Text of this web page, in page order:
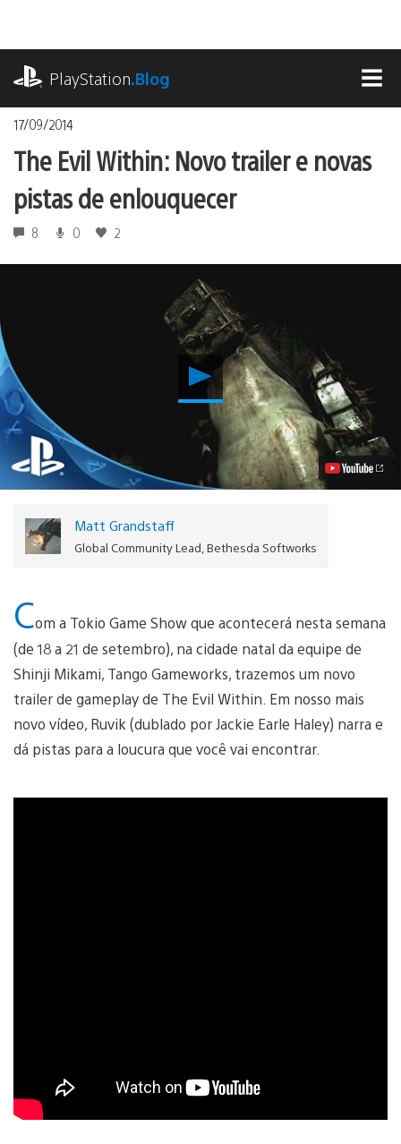
o
conteúdoPlayStation.Blog
17/09/2014
The Evil Within: Novo trailer e novas
pistas de enlouquecer
8 0 2
Reproduzir
The
Evil
Within:
Novo
trailer
e
novas
Vídeo
Matt Grandstaff
Global Community Lead, Bethesda Softworks
Com a Tokio Game Show que acontecerá nesta semana
(de 18 a 21 de setembro), na cidade natal da equipe de
Shinji Mikami, Tango Gameworks, trazemos um novo
trailer de gameplay de The Evil Within. Em nosso mais
novo vídeo, Ruvik (dublado por Jackie Earle Haley) narra e
dá pistas para a loucura que você vai encontrar.